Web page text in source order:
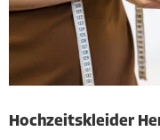
Hochzeitskleider